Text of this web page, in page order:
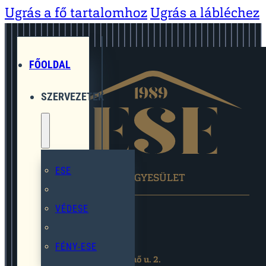
Ugrás a fő tartalomhoz Ugrás a lábléchez
FŐOLDAL
SZERVEZETEK
ESE
VÉDESE
FÉNY-ESE
EGYMÁST SEGÍTŐ EGYESÜLET
2119 Pécel,Pihenő u. 2.